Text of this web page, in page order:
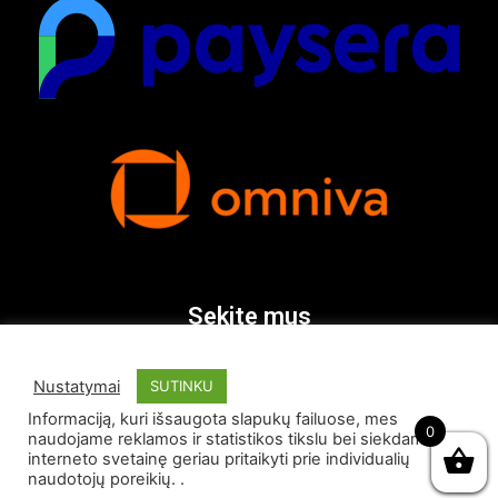
Sekite mus
© Visos teisės saugomos 2026
Nustatymai SUTINKU
Informaciją, kuri išsaugota slapukų failuose, mes
naudojame reklamos ir statistikos tikslu bei siekdami
interneto svetainę geriau pritaikyti prie individualių
naudotojų poreikių. .
0